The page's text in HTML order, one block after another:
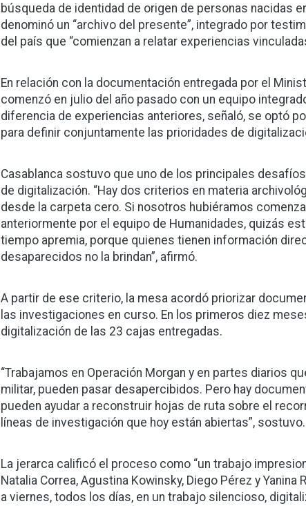
búsqueda de identidad de origen de personas nacidas
denominó un “archivo del presente”, integrado por
del país que “comienzan a relatar experiencias
En relación con la documentación entregada por el
comenzó en julio del año pasado con un equipo
diferencia de experiencias anteriores, señaló, se optó
para definir conjuntamente las prioridades de
Casablanca sostuvo que uno de los principales
de digitalización. “Hay dos criterios en materia
desde la carpeta cero. Si nosotros hubiéramos
anteriormente por el equipo de Humanidades, quizás
tiempo apremia, porque quienes tienen información
desaparecidos no la brindan”, afirmó.
A partir de ese criterio, la mesa acordó priorizar
las investigaciones en curso. En los primeros diez
digitalización de las 23 cajas entregadas.
“Trabajamos en Operación Morgan y en partes diarios
militar, pueden pasar desapercibidos. Pero hay
pueden ayudar a reconstruir hojas de ruta sobre el
líneas de investigación que hoy están abiertas”, sostuvo.
La jerarca calificó el proceso como “un trabajo
Natalia Correa, Agustina Kowinsky, Diego Pérez y
a viernes, todos los días, en un trabajo silencioso,